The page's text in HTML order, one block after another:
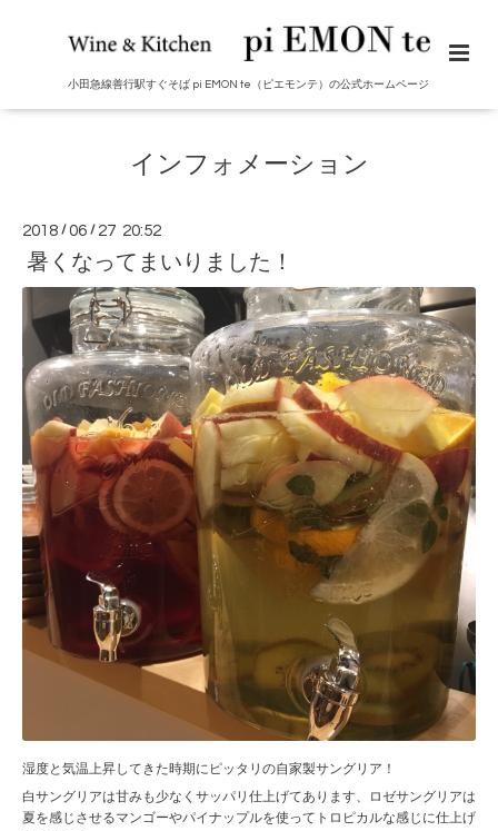
小田急線善行駅すぐそば pi EMON te（ピエモンテ）の公式ホームページ
インフォメーション
2018 /06 / 27 20:52
暑くなってまいりました！
湿度と気温上昇してきた時期にピッタリの自家製サングリア！
白サングリアは甘みも少なくサッパリ仕上げてあります、ロゼサングリアは
夏を感じさせるマンゴーやパイナップルを使ってトロピカルな感じに仕上げ